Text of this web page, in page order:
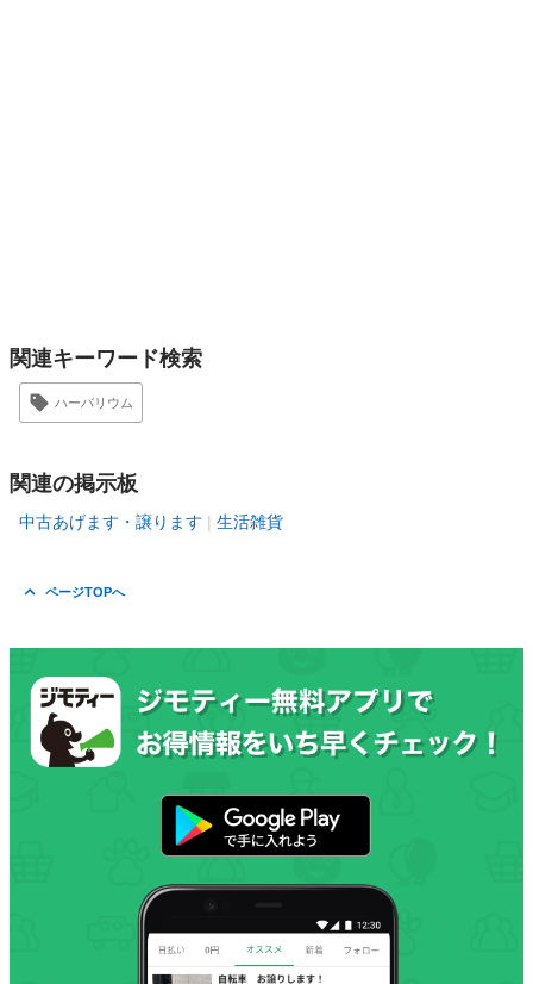
関連キーワード検索
ハーバリウム
関連の掲示板
中古あげます・譲ります 生活雑貨
ページTOPへ